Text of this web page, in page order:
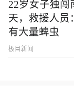
22岁女子独闯
天，救援人员
有大量蜱虫
极目新闻